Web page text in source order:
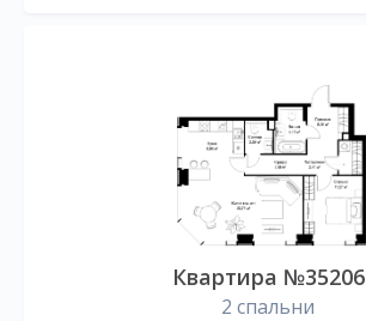
Квартира №35206
2 спальни